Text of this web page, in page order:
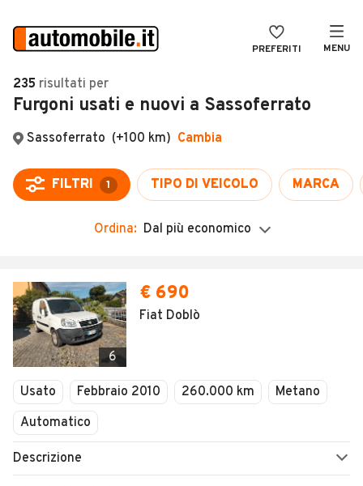
PREFERITI MENU
Auto
Auto usate
Auto Km 0
Auto Nuove
Noleggio a lungo termine
Moto
Camper
Veicoli Commerciali
Concessionari
VENDI
MAGAZINE
ACCEDI
235 risultati per
Furgoni usati e nuovi a Sassoferrato
Ordina: Dal più economico
6
€ 690
Fiat Doblò
Usato Febbraio 2010 260.000 km
Metano
Automatico
Descrizione